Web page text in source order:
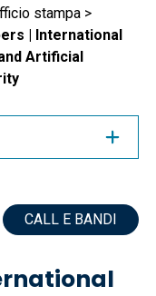
stampa
| International
Artificial
CALL E BANDI